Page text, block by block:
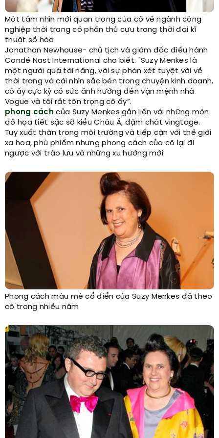
Một tầm nhìn mới quan trọng của cô về ngành công
nghiệp thời trang có phần thủ cựu trong thời đại kĩ
thuật số hóa
Jonathan Newhouse- chủ tịch và giám đốc điều hành
Condé Nast International cho biết. "Suzy Menkes là
một người quá tài năng, với sự phán xét ​​tuyệt vời về
thời trang và cái nhìn sắc bén trong chuyện kinh doanh,
cô ấy cực kỳ có sức ảnh hưởng đến vận mệnh nhà
Vogue và tôi rất tôn trọng cô ấy”.
phong cách của Suzy Menkes gắn liền với những món
đồ họa tiết sặc sỡ kiểu Châu Á, đậm chất vingtage.
Tuy xuất thân trong môi trường và tiếp cận với thế giới
xa hoa, phù phiếm nhưng phong cách của cô lại đi
ngược với trào lưu và những xu hướng mới.
Phong cách màu mè cổ điển của Suzy Menkes đã theo
cô trong nhiều năm